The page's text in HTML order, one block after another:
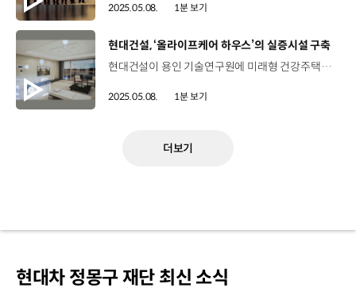
2025.05.08. 1분 보기
[동영상]
현대건설, ‘올라이프케어 하우스’의 실증시설 구축
현대건설이 용인 기술연구원에 미래형 건강주택인 ‘올라이프케어 하우스’의 실증시설을 구축했습니다. 올라이프케어 하우스는 현대건설이 개발 중인 헬스케어 기술이 접목된 새로운 주거모델인데요. 현대건설은 이곳에서 수면 케어, 메디컬 케어, 운동 케어 등 다양한 솔루션을 검증하고 개발할 계획입니다. 앞으로도 현대건설은 다양한 헬스케어 솔루션으로 웰니스 주거 환경을 실현하고 주거의 새로운 패러다임을 제시할 예정입니다.
2025.05.08. 1분 보기
더보기
현대차 정몽구 재단 최신 소식